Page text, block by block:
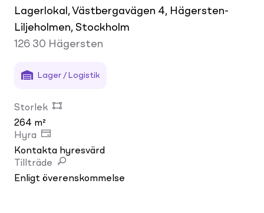
Lagerlokal, Västbergavägen 4, Hägersten-
Liljeholmen, Stockholm
126 30 Hägersten
Lager / Logistik
Storlek
264 m²
Hyra
Kontakta hyresvärd
Tillträde
Enligt överenskommelse